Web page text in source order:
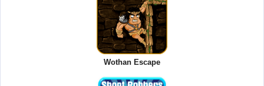
Wothan Escape